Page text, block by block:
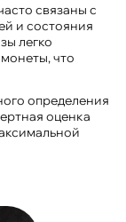
связаны с
и состояния
легко
что
определения
оценка